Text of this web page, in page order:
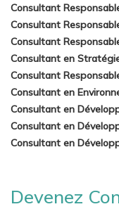
Consultant
Consultant
Consultant
Consultant en
Consultant
Consultant en
Consultant en
Consultant en
Consultant en
Devenez